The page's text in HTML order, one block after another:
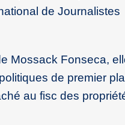
de Journalistes
Mossack Fonseca,
de premier
au fisc des